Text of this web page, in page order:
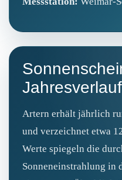
Artern erhält jährlich
und verzeichnet etwa
Werte spiegeln die
Sonneneinstrahlung in